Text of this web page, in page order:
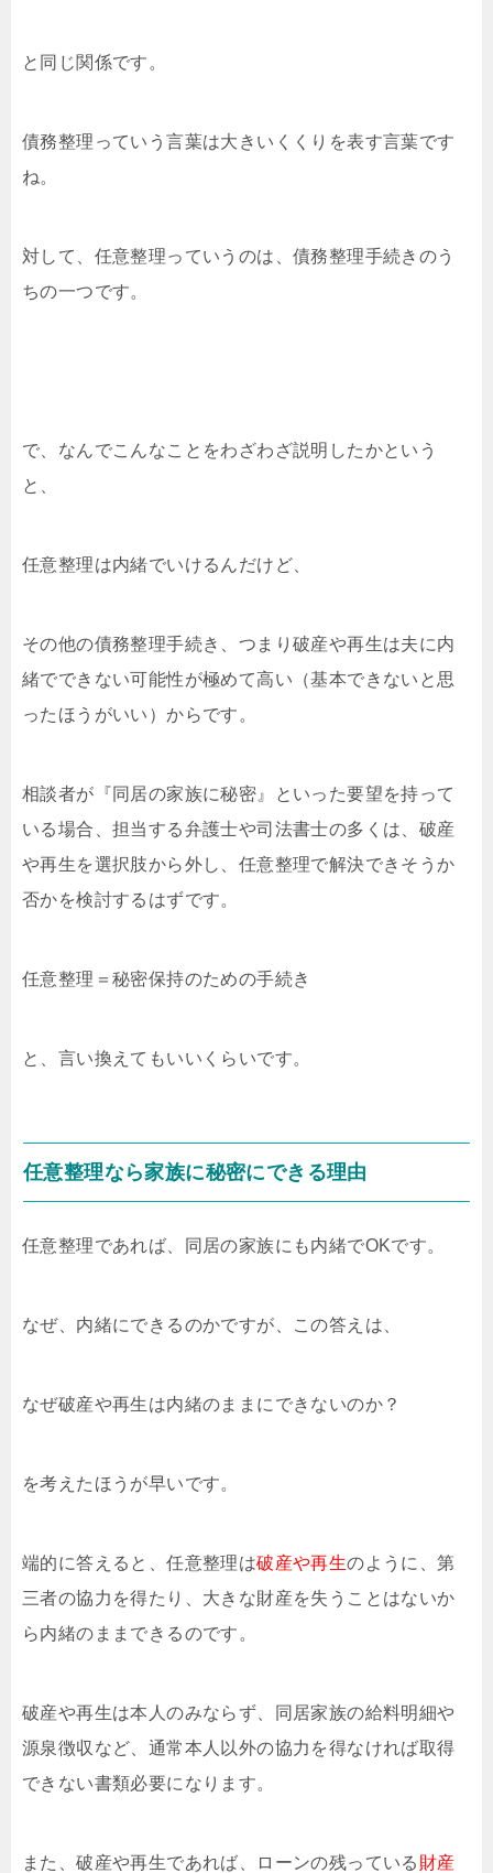
と同じ関係です。
債務整理っていう言葉は大きいくくりを表す言葉です
ね。
対して、任意整理っていうのは、債務整理手続きのう
ちの一つです。
で、なんでこんなことをわざわざ説明したかという
と、
任意整理は内緒でいけるんだけど、
その他の債務整理手続き、つまり破産や再生は夫に内
緒でできない可能性が極めて高い（基本できないと思
ったほうがいい）からです。
相談者が『同居の家族に秘密』といった要望を持って
いる場合、担当する弁護士や司法書士の多くは、破産
や再生を選択肢から外し、任意整理で解決できそうか
否かを検討するはずです。
任意整理＝秘密保持のための手続き
と、言い換えてもいいくらいです。
任意整理なら家族に秘密にできる理由
任意整理であれば、同居の家族にも内緒でOKです。
なぜ、内緒にできるのかですが、この答えは、
なぜ破産や再生は内緒のままにできないのか？
を考えたほうが早いです。
端的に答えると、任意整理は破産や再生のように、第
三者の協力を得たり、大きな財産を失うことはないか
ら内緒のままできるのです。
破産や再生は本人のみならず、同居家族の給料明細や
源泉徴収など、通常本人以外の協力を得なければ取得
できない書類必要になります。
また、破産や再生であれば、ローンの残っている 財産